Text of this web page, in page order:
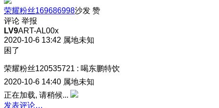
荣耀粉丝169686998沙发 赞
评论 举报
LV9ART-AL00x
2020-10-6 13:42 属地未知
困了
荣耀粉丝120535721 : 喝东鹏特饮
2020-10-6 14:40 属地未知
正在加载, 请稍候...
发表评论…